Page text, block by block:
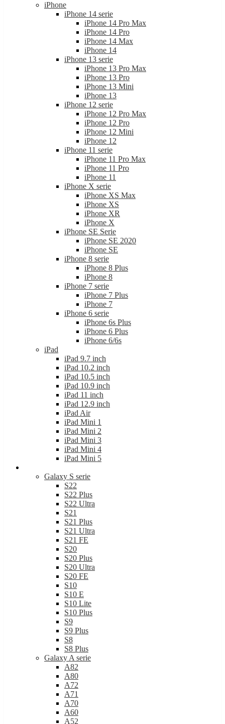
iPhone
iPhone 14 serie
iPhone 14 Pro Max
iPhone 14 Pro
iPhone 14 Max
iPhone 14
iPhone 13 serie
iPhone 13 Pro Max
iPhone 13 Pro
iPhone 13 Mini
iPhone 13
iPhone 12 serie
iPhone 12 Pro Max
iPhone 12 Pro
iPhone 12 Mini
iPhone 12
iPhone 11 serie
iPhone 11 Pro Max
iPhone 11 Pro
iPhone 11
iPhone X serie
iPhone XS Max
iPhone XS
iPhone XR
iPhone X
iPhone SE Serie
iPhone SE 2020
iPhone SE
iPhone 8 serie
iPhone 8 Plus
iPhone 8
iPhone 7 serie
iPhone 7 Plus
iPhone 7
iPhone 6 serie
iPhone 6s Plus
iPhone 6 Plus
iPhone 6/6s
iPad
iPad 9.7 inch
iPad 10.2 inch
iPad 10.5 inch
iPad 10.9 inch
iPad 11 inch
iPad 12.9 inch
iPad Air
iPad Mini 1
iPad Mini 2
iPad Mini 3
iPad Mini 4
iPad Mini 5
Galaxy S serie
S22
S22 Plus
S22 Ultra
S21
S21 Plus
S21 Ultra
S21 FE
S20
S20 Plus
S20 Ultra
S20 FE
S10
S10 E
S10 Lite
S10 Plus
S9
S9 Plus
S8
S8 Plus
Galaxy A serie
A82
A80
A72
A71
A70
A60
A52